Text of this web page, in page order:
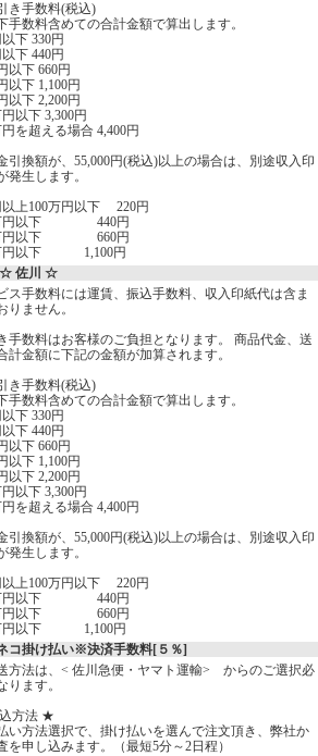
き手数料(税込)
手数料含めての合計金額で算出します。
下 330円
下 440円
以下 660円
以下 1,100円
以下 2,200円
円以下 3,300円
円を超える場合 4,400円
引換額が、55,000円(税込)以上の場合は、別途収入印
発生します。
以上100万円以下 220円
円以下 440円
円以下 660円
円以下 1,100円
☆ 佐川 ☆
ス手数料には運賃、振込手数料、収入印紙代は含ま
りません。
手数料はお客様のご負担となります。 商品代金、送
計金額に下記の金額が加算されます。
き手数料(税込)
手数料含めての合計金額で算出します。
下 330円
下 440円
以下 660円
以下 1,100円
以下 2,200円
円以下 3,300円
円を超える場合 4,400円
引換額が、55,000円(税込)以上の場合は、別途収入印
発生します。
以上100万円以下 220円
円以下 440円
円以下 660円
円以下 1,100円
コ掛け払い※決済手数料[５％]
方法は、< 佐川急便・ヤマト運輸> からのご選択必
ります。
方法 ★
い方法選択で、掛け払いを選んで注文頂き、弊社か
を申し込みます。（最短5分～2日程）